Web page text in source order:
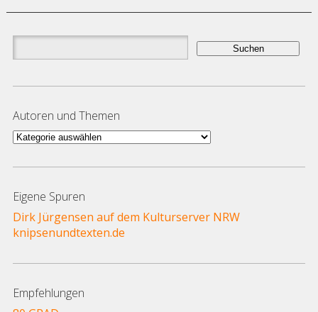
Suchen
nach:
Autoren und Themen
Autoren
Themen
Eigene Spuren
Dirk Jürgensen auf dem Kulturserver NRW
knipsenundtexten.de
Empfehlungen